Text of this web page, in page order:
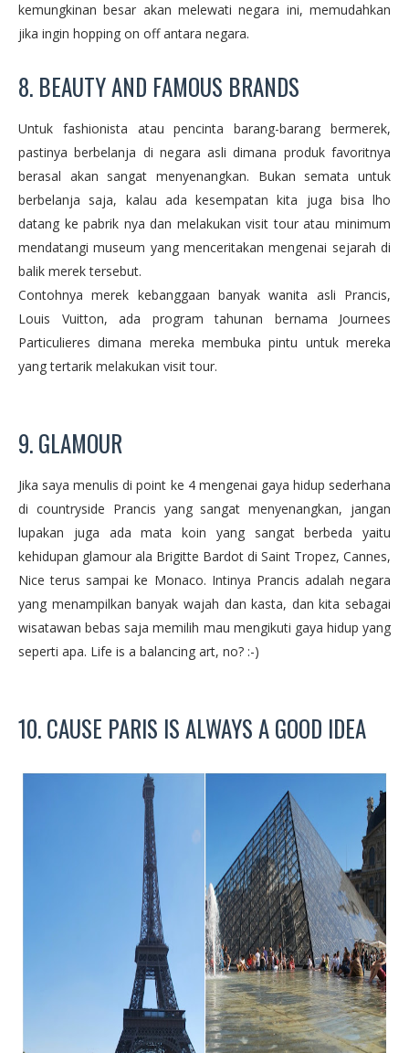
kemungkinan besar akan melewati negara ini, memudahkan
jika ingin hopping on off antara negara.
8. BEAUTY AND FAMOUS BRANDS
Untuk fashionista atau pencinta barang-barang bermerek,
pastinya berbelanja di negara asli dimana produk favoritnya
berasal akan sangat menyenangkan. Bukan semata untuk
berbelanja saja, kalau ada kesempatan kita juga bisa lho
datang ke pabrik nya dan melakukan visit tour atau minimum
mendatangi museum yang menceritakan mengenai sejarah di
balik merek tersebut.
Contohnya merek kebanggaan banyak wanita asli Prancis,
Louis Vuitton, ada program tahunan bernama Journees
Particulieres dimana mereka membuka pintu untuk mereka
yang tertarik melakukan visit tour.
9. GLAMOUR
Jika saya menulis di point ke 4 mengenai gaya hidup sederhana
di countryside Prancis yang sangat menyenangkan, jangan
lupakan juga ada mata koin yang sangat berbeda yaitu
kehidupan glamour ala Brigitte Bardot di Saint Tropez, Cannes,
Nice terus sampai ke Monaco. Intinya Prancis adalah negara
yang menampilkan banyak wajah dan kasta, dan kita sebagai
wisatawan bebas saja memilih mau mengikuti gaya hidup yang
seperti apa. Life is a balancing art, no? :-)
10. CAUSE PARIS IS ALWAYS A GOOD IDEA